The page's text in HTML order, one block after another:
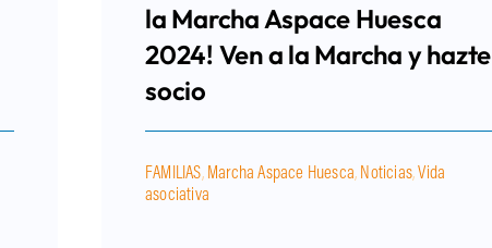
la Marcha Aspace Huesca
2024! Ven a la Marcha y hazte
socio
FAMILIAS, Marcha Aspace Huesca, Noticias,Vida
asociativa